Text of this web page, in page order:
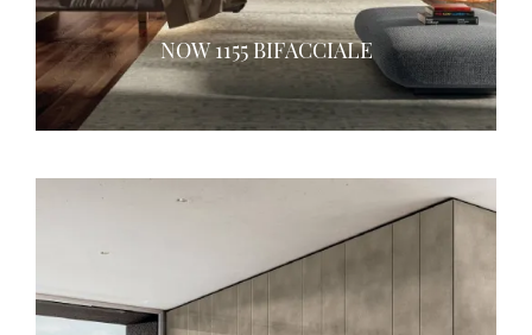
NOW 1155 BIFACCIALE